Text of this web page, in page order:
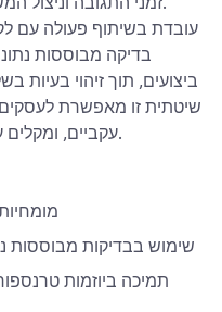
זמני התגובה וניצול
בדיקה מבוססות
ביצועים, תוך זיהוי בעיות
שיטתית זו מאפשרת
עקביים, ומקלים על טרנספורמציות דיגיטליות חלקות.
שימוש בבדיקות מבוססות
תמיכה ביוזמות